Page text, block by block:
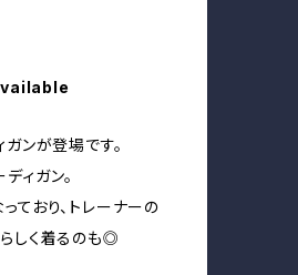
ガンが登場です。
ィガン。
ており、トレーナーの
しく着るのも◎